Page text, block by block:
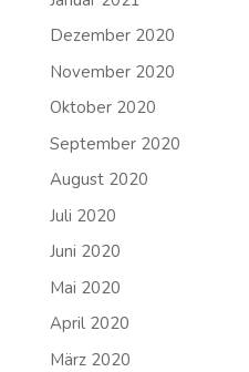
Dezember 2020
November 2020
Oktober 2020
September 2020
August 2020
Juli 2020
Juni 2020
Mai 2020
April 2020
März 2020